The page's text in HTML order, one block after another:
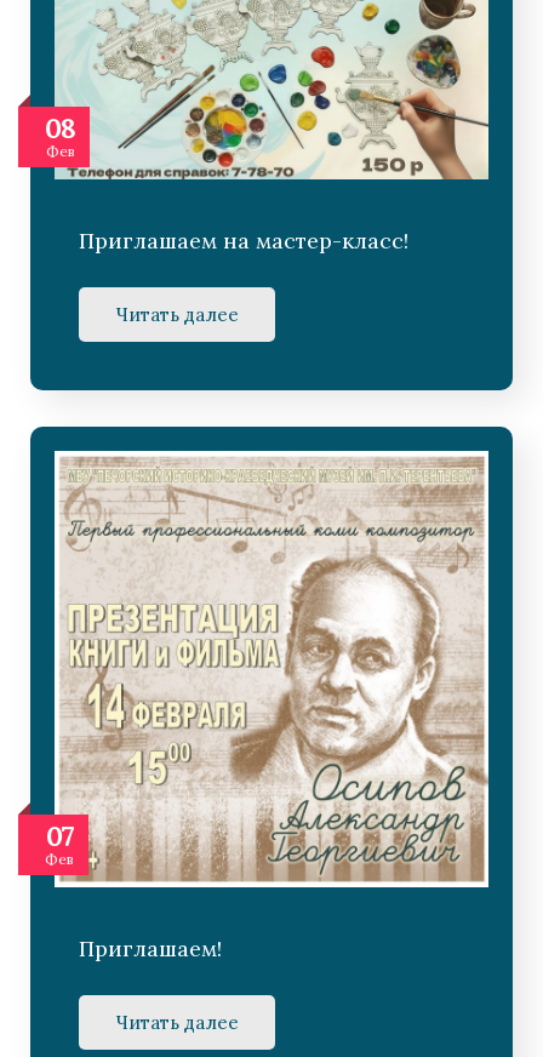
08
Фев
Приглашаем на мастер-класс!
Читать далее
07
Фев
Приглашаем!
Читать далее